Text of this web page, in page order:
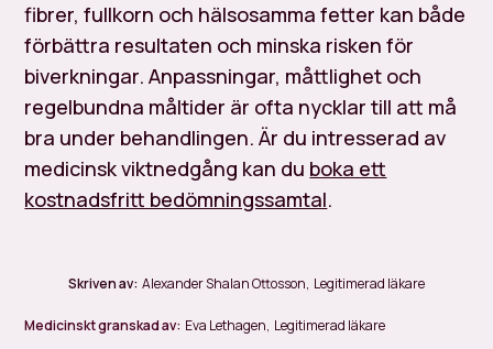
fibrer, fullkorn och hälsosamma fetter kan både
förbättra resultaten och minska risken för
biverkningar. Anpassningar, måttlighet och
regelbundna måltider är ofta nycklar till att må
bra under behandlingen. Är du intresserad av
medicinsk viktnedgång kan du boka ett
kostnadsfritt bedömningssamtal.
Skriven av: Alexander Shalan Ottosson, Legitimerad läkare
Medicinskt granskad av: Eva Lethagen, Legitimerad läkare